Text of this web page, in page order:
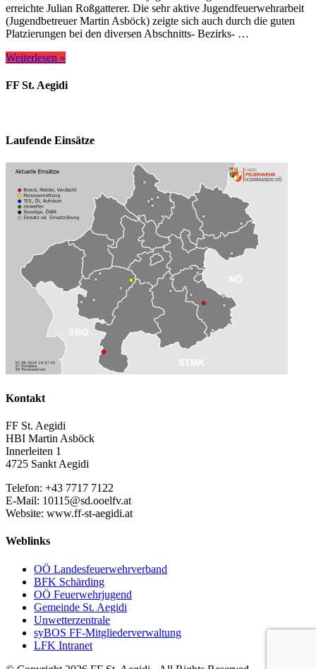
erreichte Julian Roßgatterer. Die sehr aktive Jugendfeuerwehrarbeit
(Jugendbetreuer Martin Asböck) zeigte sich auch durch die guten
Platzierungen bei den diversen Abschnitts- Bezirks- …
Weiterlesen »
FF St. Aegidi
Laufende Einsätze
Kontakt
FF St. Aegidi
HBI Martin Asböck
Innerleiten 1
4725 Sankt Aegidi
Telefon: +43 7717 7122
E-Mail: 10115@sd.ooelfv.at
Website: www.ff-st-aegidi.at
Weblinks
OÖ Landesfeuerwehrverband
BFK Schärding
OÖ Feuerwehrjugend
Gemeinde St. Aegidi
Unwetterzentrale
syBOS FF-Mitgliederverwaltung
LFK Intranet